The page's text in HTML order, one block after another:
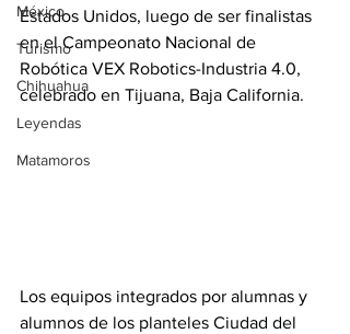
México
Turismo
Chihuahua
Leyendas
Matamoros
Estados Unidos, luego de ser finalistas
en el Campeonato Nacional de
Robótica VEX Robotics-Industria 4.0,
celebrado en Tijuana, Baja California.
Los equipos integrados por alumnas y
alumnos de los planteles Ciudad del